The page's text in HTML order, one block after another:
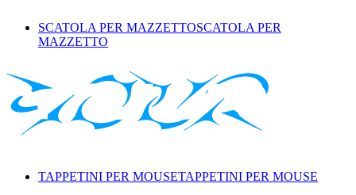
SCATOLA PER MAZZETTOSCATOLA PER
MAZZETTO
TAPPETINI PER MOUSETAPPETINI PER MOUSE